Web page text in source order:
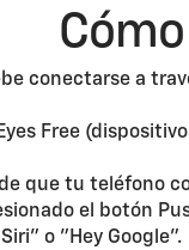
conectarse a
Free
que tu teléfono
el botón
o "Hey Google".